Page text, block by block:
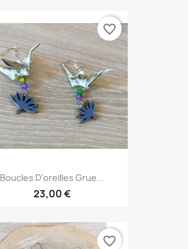
Boucles D'oreilles Grue...
23,00 €
favorite_border
favorite_border